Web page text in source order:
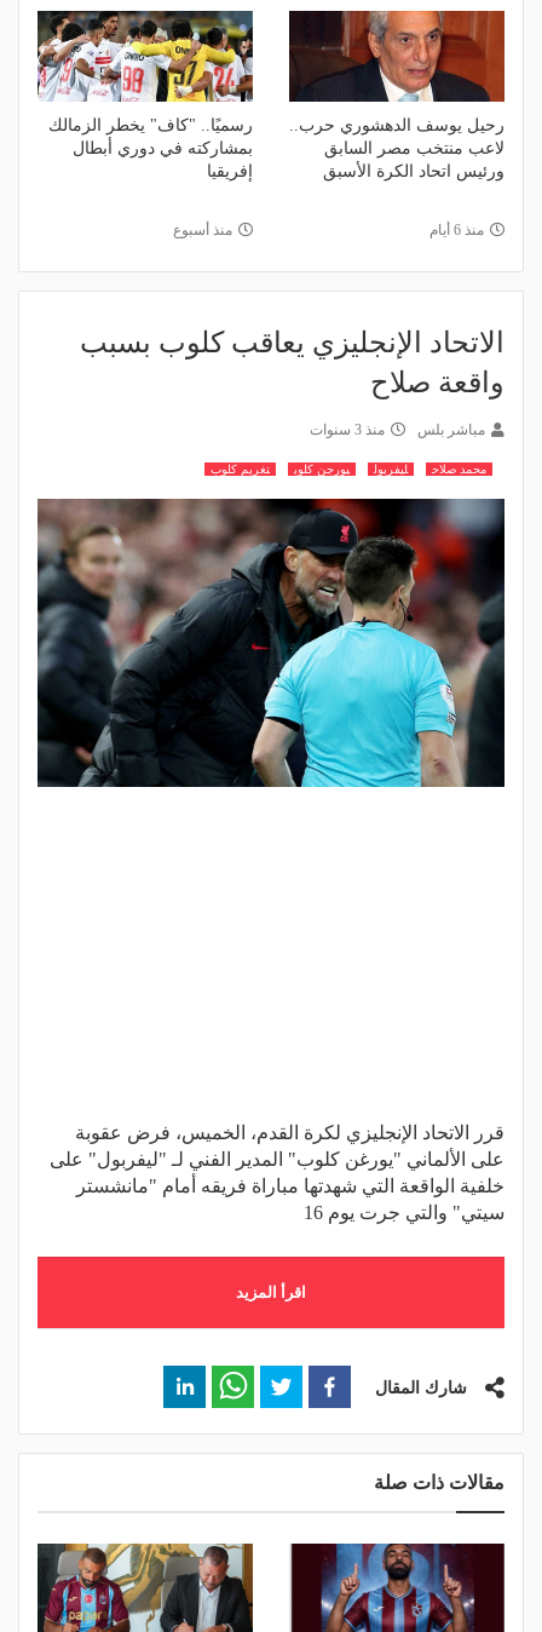
رحيل يوسف الدهشوري حرب..
لاعب منتخب مصر السابق
ورئيس اتحاد الكرة الأسبق
منذ 6 أيام
رسميًا.. "كاف" يخطر الزمالك
بمشاركته في دوري أبطال
إفريقيا
منذ أسبوع
الاتحاد الإنجليزي يعاقب كلوب بسبب
واقعة صلاح
مباشر بلس منذ 3 سنوات
محمد صلاح ليفربول يورجن كلوب تغريم كلوب
قرر الاتحاد الإنجليزي لكرة القدم، الخميس، فرض عقوبة
على الألماني "يورغن كلوب" المدير الفني لـ "ليفربول" على
خلفية الواقعة التي شهدتها مباراة فريقه أمام "مانشستر
سيتي" والتي جرت يوم 16
اقرأ المزيد
شارك المقال
مقالات ذات صلة